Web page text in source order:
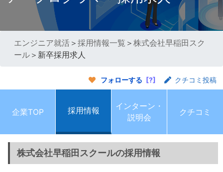
エンジニア就活 ＞採用情報一覧 ＞株式会社早稲田スク
ール ＞新卒採用求人
フォローする [?] クチコミ投稿
企業TOP 採用情報
インターン・
説明会
クチコミ
株式会社早稲田スクールの採用情報